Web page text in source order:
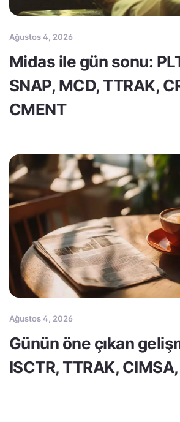
Ağustos 4, 2026
Midas ile gün sonu:
SNAP, MCD, TTRAK,
CMENT
Ağustos 4, 2026
Günün öne çıkan
ISCTR, TTRAK,